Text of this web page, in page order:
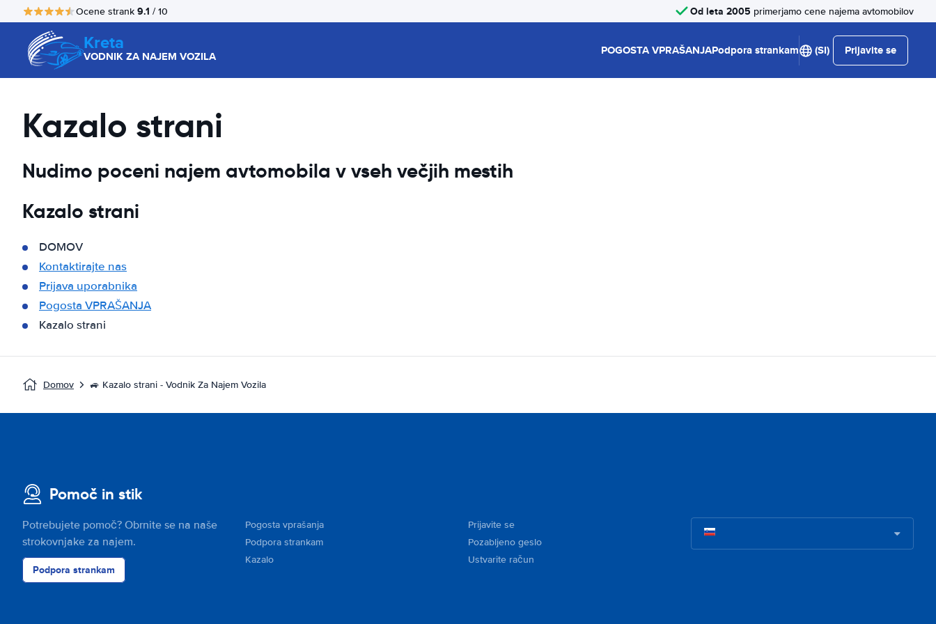
Ocene strank 9.1 / 10 Od leta 2005 primerjamo cene najema avtomobilov
Kreta
VODNIK ZA NAJEM VOZILA POGOSTA VPRAŠANJAPodpora strankam (SI) Prijavite se
Kazalo strani
Nudimo poceni najem avtomobila v vseh večjih mestih
Kazalo strani
DOMOV
Kontaktirajte nas
Prijava uporabnika
Pogosta VPRAŠANJA
Kazalo strani
Domov 🚙 Kazalo strani - Vodnik Za Najem Vozila
Pomoč in stik
Potrebujete pomoč? Obrnite se na naše
strokovnjake za najem.
Podpora strankam
Pogosta vprašanja
Podpora strankam
Kazalo
Prijavite se
Pozabljeno geslo
Ustvarite račun